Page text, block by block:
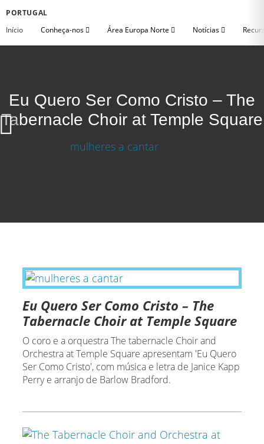
PORTUGAL
Início
Conheça-nos Área Europa Norte Notícias
Eu Quero Ser Como Cristo – The
Tabernacle Choir at Temple Square
Eu Quero Ser Como Cristo – The
Tabernacle Choir at Temple Square
O coro e a orquestra The tabernacle Choir and
Orchestra at Temple Square apresentam 'Eu Quero
Ser Como Cristo', com música e letra de Janice Kapp
Perry e arranjo de Barlow Bradford.